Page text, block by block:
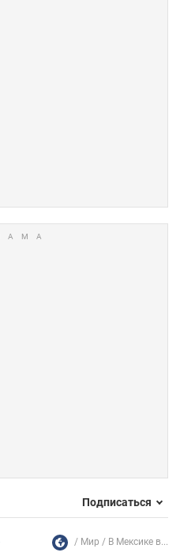
Подписаться
Мир В Мексике в...